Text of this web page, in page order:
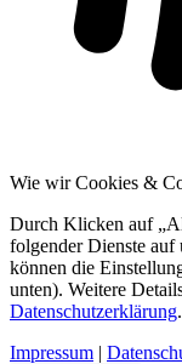
Wie wir Cookies &
Durch Klicken auf
folgender Dienste auf
können die
unten). Weitere
Datenschutzerklärung.
Impressum |